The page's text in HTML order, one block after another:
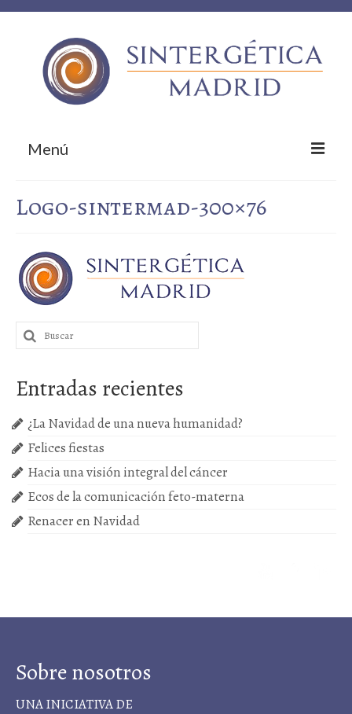
Menú
¿Qué te ofrecemos?
Empresas colaboradoras
¡Contacta!
Próximas actividades
Cursos
Logo-sintermad-300×76
Buscar
por:
Entradas recientes
¿La Navidad de una nueva humanidad?
Felices fiestas
Hacia una visión integral del cáncer
Ecos de la comunicación feto-materna
Renacer en Navidad
Sobre nosotros
UNA INICIATIVA DE